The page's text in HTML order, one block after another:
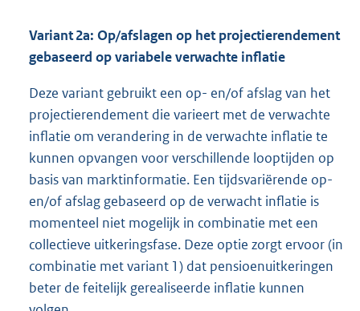
Variant 2a: Op/afslagen op het projectierendement
gebaseerd op variabele verwachte inflatie
Deze variant gebruikt een op- en/of afslag van het
projectierendement die varieert met de verwachte
inflatie om verandering in de verwachte inflatie te
kunnen opvangen voor verschillende looptijden op
basis van marktinformatie. Een tijdsvariërende op-
en/of afslag gebaseerd op de verwacht inflatie is
momenteel niet mogelijk in combinatie met een
collectieve uitkeringsfase. Deze optie zorgt ervoor (in
combinatie met variant 1) dat pensioenuitkeringen
beter de feitelijk gerealiseerde inflatie kunnen